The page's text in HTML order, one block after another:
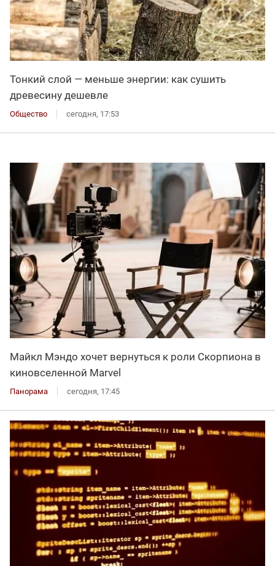
Тонкий слой — меньше энергии: как сушить
древесину дешевле
Общество сегодня, 17:53
Майкл Мэндо хочет вернуться к роли Скорпиона в
киновселенной Marvel
Панорама сегодня, 17:45